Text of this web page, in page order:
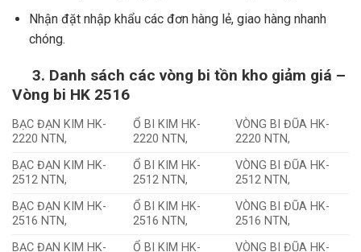
Nhận đặt nhập khẩu các đơn hàng lẻ, giao hàng nhanh
chóng.
3. Danh sách các vòng bi tồn kho giảm giá –
Vòng bi HK 2516
BẠC ĐẠN KIM HK-
2220 NTN,
Ổ BI KIM HK-
2220 NTN,
VÒNG BI ĐŨA HK-
2220 NTN,
BẠC ĐẠN KIM HK-
2512 NTN,
Ổ BI KIM HK-
2512 NTN,
VÒNG BI ĐŨA HK-
2512 NTN,
BẠC ĐẠN KIM HK-
2516 NTN,
Ổ BI KIM HK-
2516 NTN,
VÒNG BI ĐŨA HK-
2516 NTN,
BẠC ĐẠN KIM HK-
Ổ BI KIM HK-
VÒNG BI ĐŨA HK-